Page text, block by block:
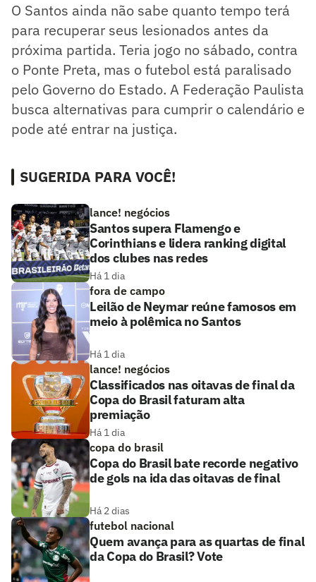
O Santos ainda não sabe quanto tempo terá
para recuperar seus lesionados antes da
próxima partida. Teria jogo no sábado, contra
o Ponte Preta, mas o futebol está paralisado
pelo Governo do Estado. A Federação Paulista
busca alternativas para cumprir o calendário e
pode até entrar na justiça.
SUGERIDA PARA VOCÊ!
lance! negócios
Santos supera Flamengo e
Corinthians e lidera ranking digital
dos clubes nas redes
Há 1 dia
fora de campo
Leilão de Neymar reúne famosos em
meio à polêmica no Santos
Há 1 dia
lance! negócios
Classificados nas oitavas de final da
Copa do Brasil faturam alta
premiação
Há 1 dia
copa do brasil
Copa do Brasil bate recorde negativo
de gols na ida das oitavas de final
Há 2 dias
futebol nacional
Quem avança para as quartas de final
da Copa do Brasil? Vote